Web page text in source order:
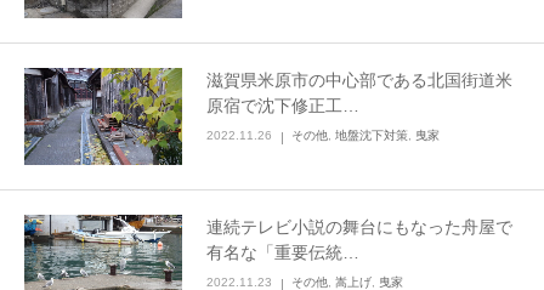
滋賀県米原市の中心部である北国街道米
原宿で沈下修正工…
2022.11.26 その他 地盤沈下対策 曳家
連続テレビ小説の舞台にもなった舟屋で
有名な「重要伝統…
2022.11.23 その他 嵩上げ 曳家